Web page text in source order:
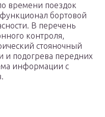
времени поездок
бортовой
В перечень
контроля,
стояночный
и подогрева передних
информации с